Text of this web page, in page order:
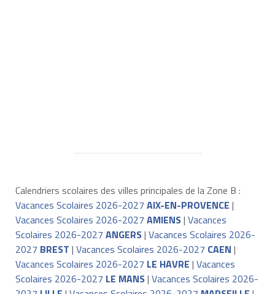
Calendriers scolaires des villes principales de la Zone B :
Vacances Scolaires 2026-2027 AIX-EN-PROVENCE |
Vacances Scolaires 2026-2027 AMIENS| Vacances
Scolaires 2026-2027 ANGERS| Vacances Scolaires 2026-
2027 BREST | Vacances Scolaires 2026-2027 CAEN |
Vacances Scolaires 2026-2027 LE HAVRE | Vacances
Scolaires 2026-2027 LE MANS| Vacances Scolaires 2026-